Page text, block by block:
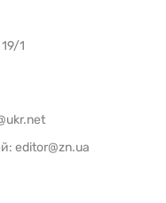
1
editor@zn.ua